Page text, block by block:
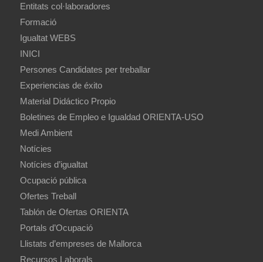
Entitats col·laboradores
Formació
Igualtat WEBS
INICI
Persones Candidates per treballar
Experiencias de éxito
Material Didáctico Propio
Boletines de Empleo e Igualdad ORIENTA-USO
Medi Ambient
Notícies
Notícies d’igualtat
Ocupació pública
Ofertes Treball
Tablón de Ofertas ORIENTA
Portals d’Ocupació
Llistats d’empreses de Mallorca
Recursos Laborals